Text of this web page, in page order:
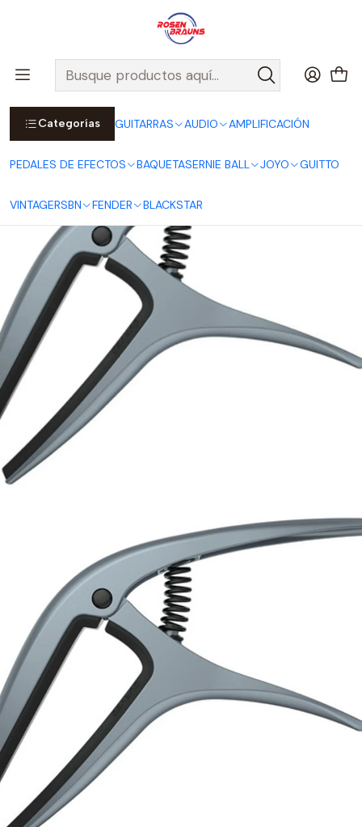
Categorías GUITARRAS AUDIO AMPLIFICACIÓN
PEDALES DE EFECTOS BAQUETASERNIE BALL JOYO GUITTO
VINTAGERSBN FENDER BLACKSTAR
Por compras sobre $25.000 en Santiago urbano, Colina o
Padre Hurtado, incluimos el despacho!
Ver Detalles
Inicio ERNIE BALL ACCESORIOS ERNIE BALL
Capos AXIS
Capo Axis Doble Radio Blue Steel Satin P09607